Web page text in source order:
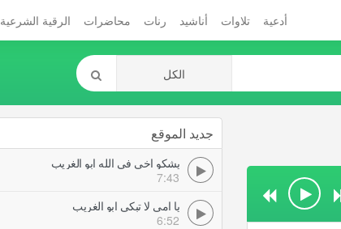
أدعية تلاوات أناشيد رنات محاضرات الرقية الشرعية
جديد الموقع
يشكو اخي في الله ابو الغريب
7:43
يا امي لا تبكي ابو الغريب
6:52